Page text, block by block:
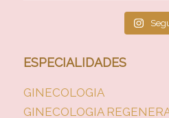
ESPECIALIDADES
GINECOLOGIA
GINECOLOGIA